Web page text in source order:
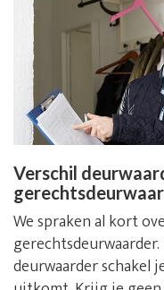
Verschil
We spraken al kort
deurwaarder schakel